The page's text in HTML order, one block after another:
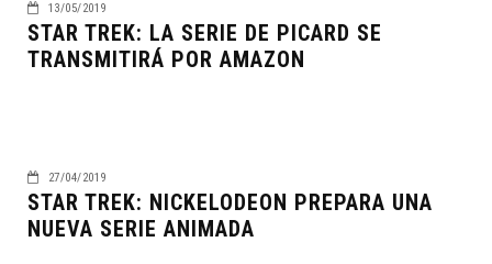
13/05/2019
STAR TREK: LA SERIE DE PICARD SE
TRANSMITIRÁ POR AMAZON
27/04/2019
STAR TREK: NICKELODEON PREPARA UNA
NUEVA SERIE ANIMADA